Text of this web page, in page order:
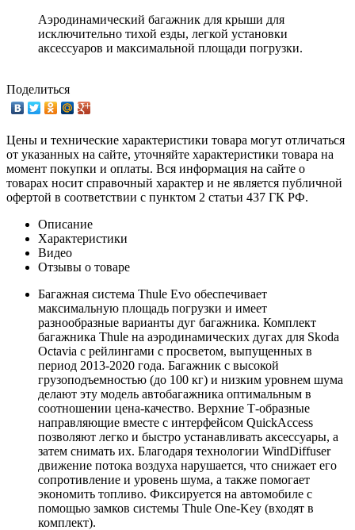
Аэродинамический багажник для крыши для
исключительно тихой езды, легкой установки
аксессуаров и максимальной площади погрузки.
Поделиться
Цены и технические характеристики товара могут отличаться
от указанных на сайте, уточняйте характеристики товара на
момент покупки и оплаты. Вся информация на сайте о
товарах носит справочный характер и не является публичной
офертой в соответствии с пунктом 2 статьи 437 ГК РФ.
Описание
Характеристики
Видео
Отзывы о товаре
Багажная система Thule Evo обеспечивает
максимальную площадь погрузки и имеет
разнообразные варианты дуг багажника. Комплект
багажника Thule на аэродинамических дугах для Skoda
Octavia с рейлингами с просветом, выпущенных в
период 2013-2020 года. Багажник с высокой
грузоподъемностью (до 100 кг) и низким уровнем шума
делают эту модель автобагажника оптимальным в
соотношении цена-качество. Верхние Т-образные
направляющие вместе с интерфейсом QuickAccess
позволяют легко и быстро устанавливать аксессуары, а
затем снимать их. Благодаря технологии WindDiffuser
движение потока воздуха нарушается, что снижает его
сопротивление и уровень шума, а также помогает
экономить топливо. Фиксируется на автомобиле с
помощью замков системы Thule One-Key (входят в
комплект).